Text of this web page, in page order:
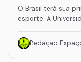
O Brasil terá sua
esporte. A
Redação